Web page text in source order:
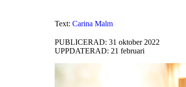
Text: Carina Malm
PUBLICERAD: 31 oktober 2022
UPPDATERAD: 21 februari